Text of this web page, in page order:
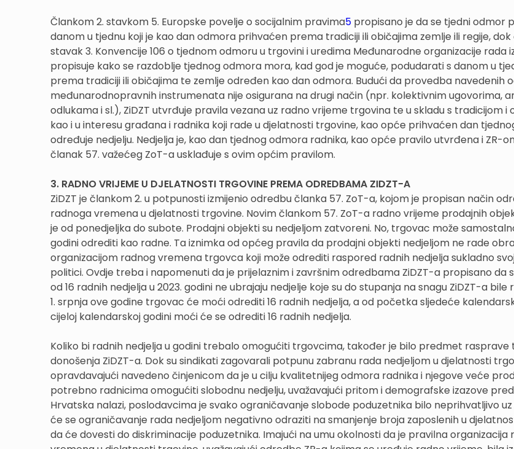
Člankom 2. stavkom 5. Europske povelje o socijalnim pravima5 propisano je da se tjedni odmor
danom u tjednu koji je kao dan odmora prihvaćen prema tradiciji ili običajima zemlje ili regije, dok
stavak 3. Konvencije 106 o tjednom odmoru u trgovini i uredima Međunarodne organizacije rada
propisuje kako se razdoblje tjednog odmora mora, kad god je moguće, podudarati s danom u
prema tradiciji ili običajima te zemlje određen kao dan odmora. Budući da provedba navedenih
međunarodnopravnih instrumenata nije osigurana na drugi način (npr. kolektivnim ugovorima,
odlukama i sl.), ZiDZT utvrđuje pravila vezana uz radno vrijeme trgovina te u skladu s tradicijom i
kao i u interesu građana i radnika koji rade u djelatnosti trgovine, kao opće prihvaćen dan
određuje nedjelju. Nedjelja je, kao dan tjednog odmora radnika, kao opće pravilo utvrđena i ZR-
članak 57. važećeg ZoT-a usklađuje s ovim općim pravilom.
3. RADNO VRIJEME U DJELATNOSTI TRGOVINE PREMA ODREDBAMA ZIDZT-A
ZiDZT je člankom 2. u potpunosti izmijenio odredbu članka 57. ZoT-a, kojom je propisan način
radnoga vremena u djelatnosti trgovine. Novim člankom 57. ZoT-a radno vrijeme prodajnih
je od ponedjeljka do subote. Prodajni objekti su nedjeljom zatvoreni. No, trgovac može
godini odrediti kao radne. Ta iznimka od općeg pravila da prodajni objekti nedjeljom ne rade
organizacijom radnog vremena trgovca koji može odrediti raspored radnih nedjelja sukladno
politici. Ovdje treba i napomenuti da je prijelaznim i završnim odredbama ZiDZT-a propisano da
od 16 radnih nedjelja u 2023. godini ne ubrajaju nedjelje koje su do stupanja na snagu ZiDZT-a bile
1. srpnja ove godine trgovac će moći odrediti 16 radnih nedjelja, a od početka sljedeće
cijeloj kalendarskoj godini moći će se odrediti 16 radnih nedjelja.
Koliko bi radnih nedjelja u godini trebalo omogućiti trgovcima, također je bilo predmet rasprave
donošenja ZiDZT-a. Dok su sindikati zagovarali potpunu zabranu rada nedjeljom u djelatnosti
opravdavajući navedeno činjenicom da je u cilju kvalitetnijeg odmora radnika i njegove veće
potrebno radnicima omogućiti slobodnu nedjelju, uvažavajući pritom i demografske izazove
Hrvatska nalazi, poslodavcima je svako ograničavanje slobode poduzetnika bilo neprihvatljivo
će se ograničavanje rada nedjeljom negativno odraziti na smanjenje broja zaposlenih u
da će dovesti do diskriminacije poduzetnika. Imajući na umu okolnosti da je pravilna organizacija